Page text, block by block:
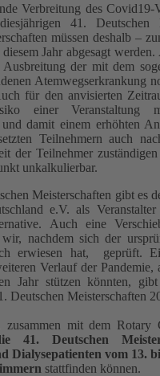
Verbreitung des Covid19-
41. Deutschen
müssen deshalb –
Jahr abgesagt
der mit dem
Atemwegserkrankung
für den anvisierten
einer Veranstaltung
damit einem erhöhten
Teilnehmern auch
der Teilnehmer
unkalkulierbar.
Meisterschaften gibt es
e.V. als Veranstalter
Auch eine
wir, nachdem sich der
erwiesen hat, geprüft.
Verlauf der
Jahr stützen könnten,
Deutschen Meisterschaften
zusammen mit dem Rotary
41. Deutschen
Dialysepatienten vom 13.
stattfinden können.